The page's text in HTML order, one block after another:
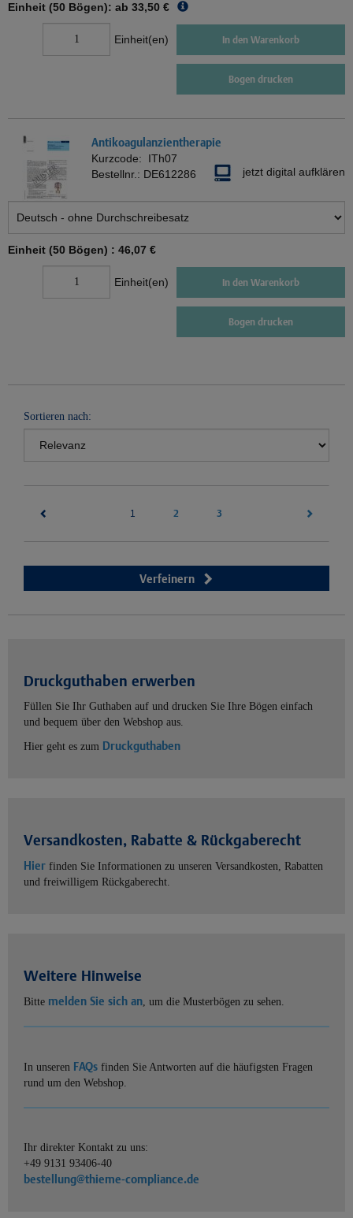
Einheit (50 Bögen): ab 33,50 €
Einheit(en) In den Warenkorb
Bogen drucken
Antikoagulanzientherapie
Kurzcode: ITh07
Bestellnr.: DE612286 jetzt digital aufklären
Einheit (50 Bögen) : 46,07 €
Einheit(en) In den Warenkorb
Bogen drucken
Sortieren nach:
1 2 3
Verfeinern
Druckguthaben erwerben
Füllen Sie Ihr Guthaben auf und drucken Sie Ihre Bögen einfach
und bequem über den Webshop aus.
Hier geht es zum Druckguthaben
Versandkosten, Rabatte & Rückgaberecht
Hier finden Sie Informationen zu unseren Versandkosten, Rabatten
und freiwilligem Rückgaberecht.
Weitere Hinweise
Bitte melden Sie sich an, um die Musterbögen zu sehen.
In unseren FAQs finden Sie Antworten auf die häufigsten Fragen
rund um den Webshop.
Ihr direkter Kontakt zu uns:
+49 9131 93406-40
bestellung@thieme-compliance.de